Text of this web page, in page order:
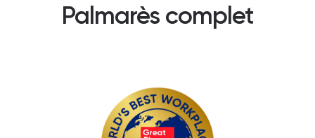
Palmarès complet